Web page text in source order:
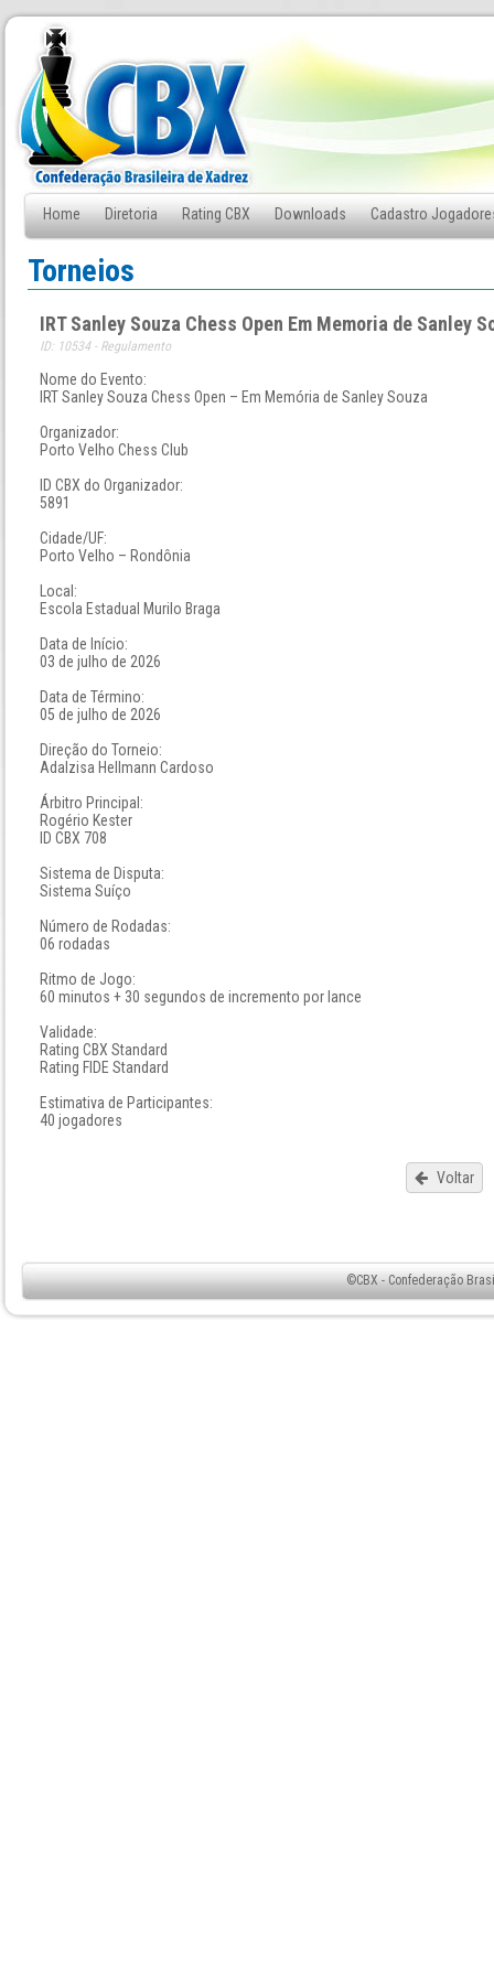
Home Diretoria Rating CBX Downloads Cadastro
Fale Conosco
Torneios
IRT Sanley Souza Chess Open Em Memoria de Sanley
ID: 10534 - Regulamento
Nome do Evento:
IRT Sanley Souza Chess Open – Em Memória de Sanley Souza
Organizador:
Porto Velho Chess Club
ID CBX do Organizador:
5891
Cidade/UF:
Porto Velho – Rondônia
Local:
Escola Estadual Murilo Braga
Data de Início:
03 de julho de 2026
Data de Término:
05 de julho de 2026
Direção do Torneio:
Adalzisa Hellmann Cardoso
Árbitro Principal:
Rogério Kester
ID CBX 708
Sistema de Disputa:
Sistema Suíço
Número de Rodadas:
06 rodadas
Ritmo de Jogo:
60 minutos + 30 segundos de incremento por lance
Validade:
Rating CBX Standard
Rating FIDE Standard
Estimativa de Participantes:
40 jogadores
Voltar
©CBX - Confederação